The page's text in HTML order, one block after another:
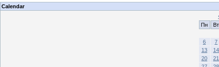
Calendar
Пн
Вт
6
7
13
14
20
21